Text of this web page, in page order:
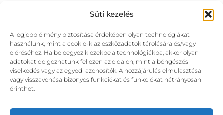
Süti kezelés
A legjobb élmény biztosítása érdekében olyan technológiákat
használunk, mint a cookie-k az eszközadatok tárolására és/vagy
eléréséhez. Ha beleegyezik ezekbe a technológiákba, akkor olyan
adatokat dolgozhatunk fel ezen az oldalon, mint a böngészési
viselkedés vagy az egyedi azonosítók. A hozzájárulás elmulasztása
vagy visszavonása bizonyos funkciókat és funkciókat hátrányosan
érinthet.